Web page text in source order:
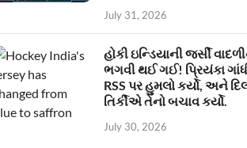
July 31, 2026
હોકી ઇન્ડિયાની જર્સી
ભગવી થઈ ગઈ! પ્રિયંકા
RSS પર હુમલો કર્યો, અને
તિર્કીએ તેનો બચાવ કર્યો.
July 30, 2026